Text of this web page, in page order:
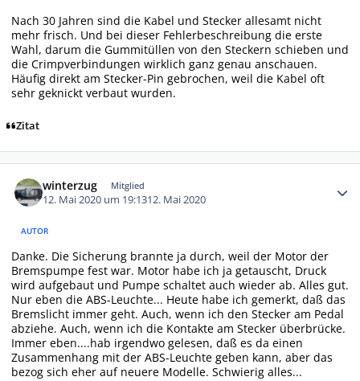
Nach 30 Jahren sind die Kabel und Stecker allesamt nicht
mehr frisch. Und bei dieser Fehlerbeschreibung die erste
Wahl, darum die Gummitüllen von den Steckern schieben und
die Crimpverbindungen wirklich ganz genau anschauen.
Häufig direkt am Stecker-Pin gebrochen, weil die Kabel oft
sehr geknickt verbaut wurden.
Zitat
winterzug Mitglied
12. Mai 2020 um 19:1312. Mai 2020
AUTOR
Danke. Die Sicherung brannte ja durch, weil der Motor der
Bremspumpe fest war. Motor habe ich ja getauscht, Druck
wird aufgebaut und Pumpe schaltet auch wieder ab. Alles gut.
Nur eben die ABS-Leuchte... Heute habe ich gemerkt, daß das
Bremslicht immer geht. Auch, wenn ich den Stecker am Pedal
abziehe. Auch, wenn ich die Kontakte am Stecker überbrücke.
Immer eben....hab irgendwo gelesen, daß es da einen
Zusammenhang mit der ABS-Leuchte geben kann, aber das
bezog sich eher auf neuere Modelle. Schwierig alles...